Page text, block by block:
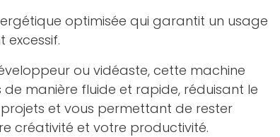
optimisée qui garantit un usage
ou vidéaste, cette machine
manière fluide et rapide, réduisant le
et vous permettant de rester
créativité et votre productivité.